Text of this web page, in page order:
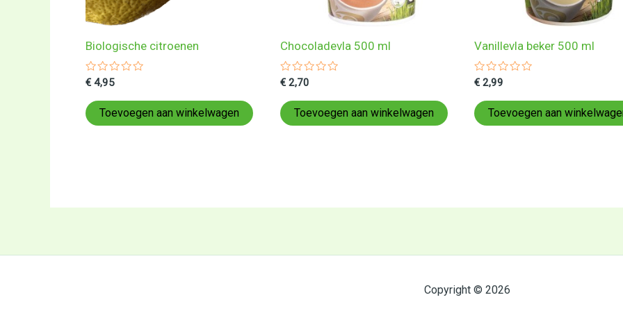
Biologische citroenen
Gewaardeerd
uit
5
€ 4,95
Toevoegen aan winkelwagen
Chocoladevla 500 ml
Gewaardeerd
uit
5
€2,70
Toevoegen aan winkelwagen
Vanillevla beker 500 ml
Gewaardeerd
uit
5
€ 2,99
Toevoegen aan
Copyright © 2026